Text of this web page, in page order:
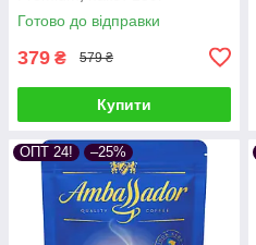
Готово до відправки
379 ₴ 579 ₴
Купити
ОПТ 24! –25%